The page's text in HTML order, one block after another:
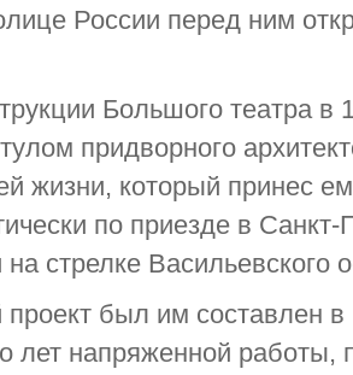
России перед ним
Большого театра
придворного
жизни, который принес
по приезде в
стрелке Васильевского
был им составлен в
лет напряженной работы,